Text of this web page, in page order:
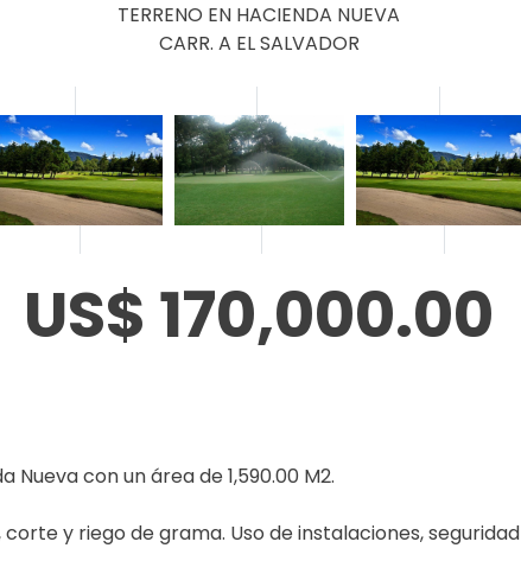
TERRENO EN HACIENDA NUEVA
CARR. A EL SALVADOR
US$ 170,000.00
con un área de 1,590.00 M2.
y riego de grama. Uso de instalaciones, seguridad